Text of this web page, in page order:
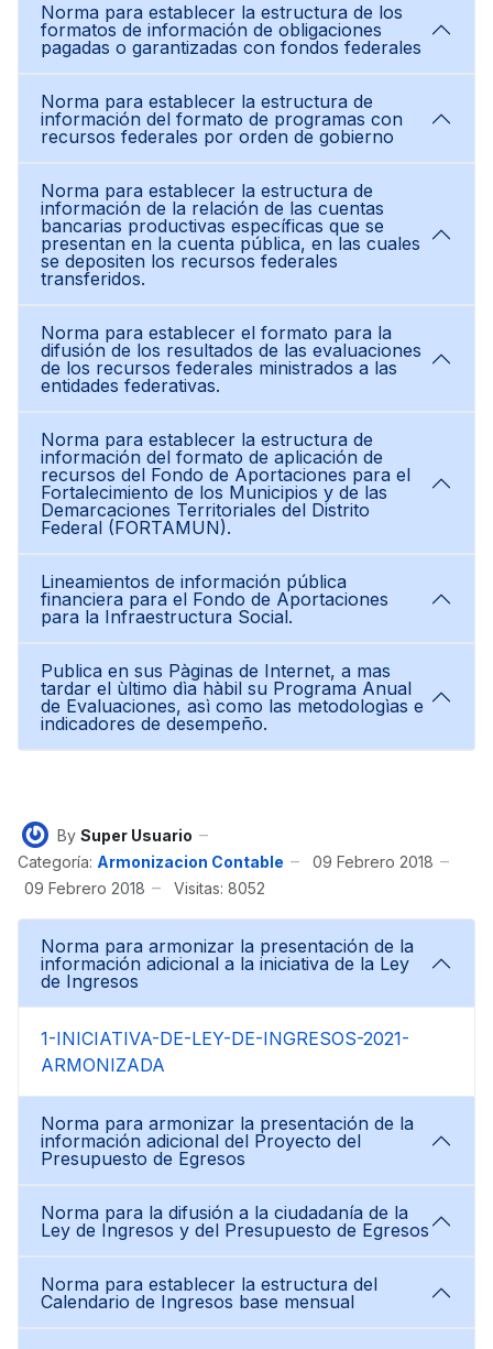
Norma para establecer la estructura de los
formatos de información de obligaciones
pagadas o garantizadas con fondos federales
Norma para establecer la estructura de
información del formato de programas con
recursos federales por orden de gobierno
Norma para establecer la estructura de
información de la relación de las cuentas
bancarias productivas específicas que se
presentan en la cuenta pública, en las cuales
se depositen los recursos federales
transferidos.
Norma para establecer el formato para la
difusión de los resultados de las evaluaciones
de los recursos federales ministrados a las
entidades federativas.
Norma para establecer la estructura de
información del formato de aplicación de
recursos del Fondo de Aportaciones para el
Fortalecimiento de los Municipios y de las
Demarcaciones Territoriales del Distrito
Federal (FORTAMUN).
Lineamientos de información pública
financiera para el Fondo de Aportaciones
para la Infraestructura Social.
Publica en sus Pàginas de Internet, a mas
tardar el ùltimo dìa hàbil su Programa Anual
de Evaluaciones, asì como las metodologìas e
indicadores de desempeño.
By Super Usuario
Categoría: Armonizacion Contable
09 Febrero 2018
09 Febrero 2018
Visitas: 8052
Norma para armonizar la presentación de la
información adicional a la iniciativa de la Ley
de Ingresos
1-INICIATIVA-DE-LEY-DE-INGRESOS-2021-
ARMONIZADA
Norma para armonizar la presentación de la
información adicional del Proyecto del
Presupuesto de Egresos
Norma para la difusión a la ciudadanía de la
Ley de Ingresos y del Presupuesto de Egresos
Norma para establecer la estructura del
Calendario de Ingresos base mensual